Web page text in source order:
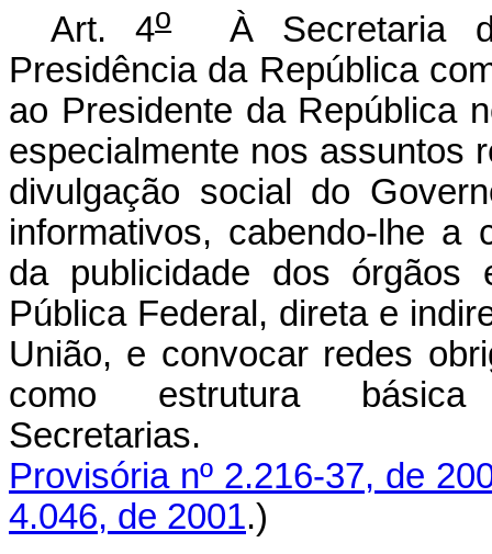
Art. 4o
À Secretaria
Presidência da República
ao Presidente da República
especialmente nos assuntos
divulgação social do
informativos, cabendo-lhe a
da publicidade dos órgãos
Pública Federal, direta e
União, e convocar redes
como estrutura
Provisória nº 2.216-37, de
4.046, de 2001.)